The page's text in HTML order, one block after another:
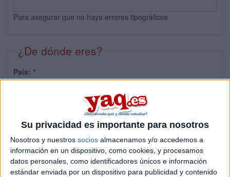
Su privacidad es importante para nosotros
Nosotros y nuestros socios almacenamos y/o accedemos a
información en un dispositivo, como cookies, y procesamos
datos personales, como identificadores únicos e información
estándar enviada por un dispositivo para publicidad y contenido
Para asegurar que no haya errores tipográficos
¿De dónde eres?
País: *
Sobre ti